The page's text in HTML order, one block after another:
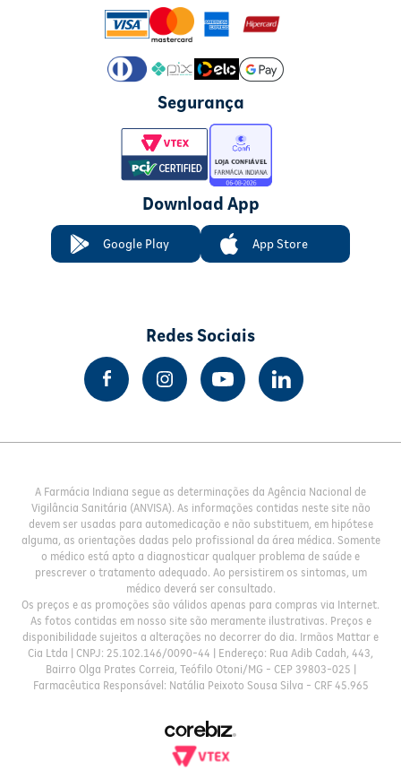
Segurança
Download App
Google Play App Store
Redes Sociais
A Farmácia Indiana segue as determinações da Agência Nacional de
Vigilância Sanitária (ANVISA). As informações contidas neste site não
devem ser usadas para automedicação e não substituem, em hipótese
alguma, as orientações dadas pelo profissional da área médica. Somente
o médico está apto a diagnosticar qualquer problema de saúde e
prescrever o tratamento adequado. Ao persistirem os sintomas, um
médico deverá ser consultado.
Os preços e as promoções são válidos apenas para compras via Internet.
As fotos contidas em nosso site são meramente ilustrativas. Preços e
disponibilidade sujeitos a alterações no decorrer do dia. Irmãos Mattar e
Cia Ltda | CNPJ: 25.102.146/0090-44 | Endereço: Rua Adib Cadah, 443,
Bairro Olga Prates Correia, Teófilo Otoni/MG - CEP 39803-025 |
Farmacêutica Responsável: Natália Peixoto Sousa Silva - CRF 45.965